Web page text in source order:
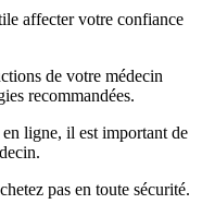
affecter votre confiance
de votre médecin
recommandées.
ligne, il est important de
pas en toute sécurité.